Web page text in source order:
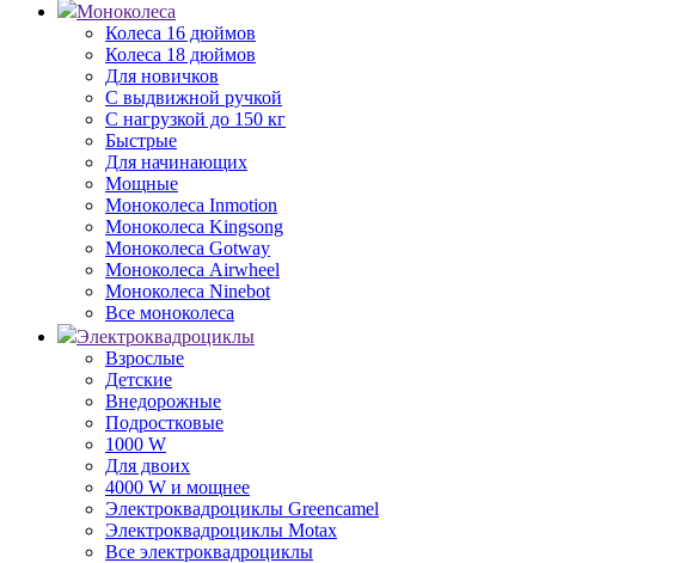
Моноколеса
Колеса 16 дюймов
Колеса 18 дюймов
Для новичков
С выдвижной ручкой
С нагрузкой до 150 кг
Быстрые
Для начинающих
Мощные
Моноколеса Inmotion
Моноколеса Kingsong
Моноколеса Gotway
Моноколеса Airwheel
Моноколеса Ninebot
Все моноколеса
Электроквадроциклы
Взрослые
Детские
Внедорожные
Подростковые
1000 W
Для двоих
4000 W и мощнее
Электроквадроциклы Greencamel
Электроквадроциклы Motax
Все электроквадроциклы